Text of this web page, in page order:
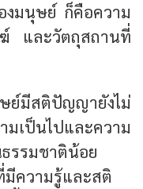
งมนุษย์ ก็คือความ
ฆ์ และวัตถุสถานที่
ย์มีสติปัญญายังไม่
เป็นไปและความ
รรมชาติน้อย
ความรู้และสติ